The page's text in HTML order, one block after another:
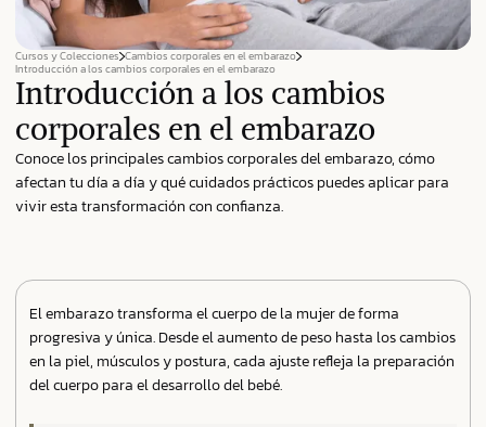
Cursos y Colecciones Cambios corporales en el embarazo
Introducción a los cambios corporales en el embarazo
Introducción a los cambios
corporales en el embarazo
Conoce los principales cambios corporales del embarazo, cómo
afectan tu día a día y qué cuidados prácticos puedes aplicar para
vivir esta transformación con confianza.
El embarazo transforma el cuerpo de la mujer de forma
progresiva y única. Desde el aumento de peso hasta los cambios
en la piel, músculos y postura, cada ajuste refleja la preparación
del cuerpo para el desarrollo del bebé.